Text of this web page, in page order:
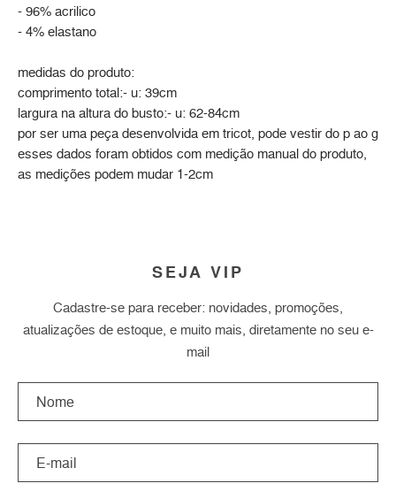
- 96% acrilico
- 4% elastano
medidas do produto:
comprimento total:- u: 39cm
largura na altura do busto:- u: 62-84cm
por ser uma peça desenvolvida em tricot, pode vestir do p ao g
esses dados foram obtidos com medição manual do produto,
as medições podem mudar 1-2cm
SEJA VIP
Cadastre-se para receber: novidades, promoções,
atualizações de estoque, e muito mais, diretamente no seu e-
mail